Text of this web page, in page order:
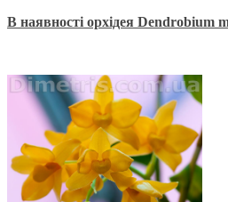
В наявності орхідея Dendrobium